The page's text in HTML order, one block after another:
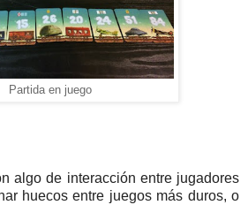
Partida en juego
algo de interacción entre jugadores
huecos entre juegos más duros, o